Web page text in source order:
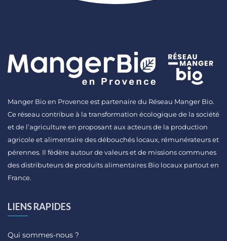
Manger Bio en Provence est partenaire du Réseau Manger Bio.
Ce réseau contribue à la transformation écologique de la société
et de l’agriculture en proposant aux acteurs de la production
agricole et alimentaire des débouchés locaux, rémunérateurs et
pérennes. Il fédère autour de valeurs et de missions communes
des distributeurs de produits alimentaires Bio locaux partout en
France.
LIENS RAPIDES
Qui sommes-nous ?